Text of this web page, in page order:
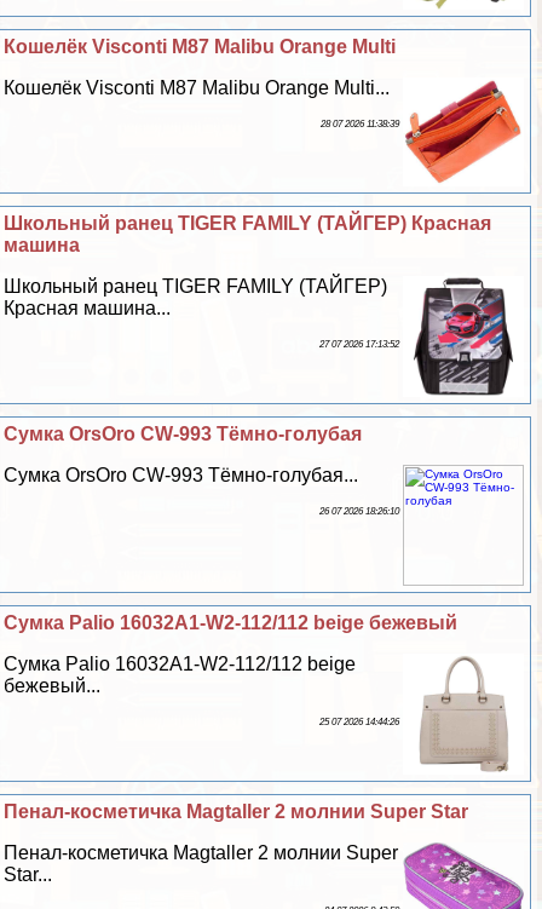
Кошелёк Visconti M87 Malibu Orange Multi
Кошелёк Visconti M87 Malibu Orange Multi...
28 07 2026 11:38:39
Школьный ранец TIGER FAMILY (ТАЙГЕР) Красная
машина
Школьный ранец TIGER FAMILY (ТАЙГЕР)
Красная машина...
27 07 2026 17:13:52
Сумка OrsOro CW-993 Тёмно-гoлyбая
Сумка OrsOro CW-993 Тёмно-гoлyбая...
26 07 2026 18:26:10
Сумка Palio 16032A1-W2-112/112 beige бежевый
Сумка Palio 16032A1-W2-112/112 beige
бежевый...
25 07 2026 14:44:26
Пенал-косметичка Magtaller 2 молнии Super Star
Пенал-косметичка Magtaller 2 молнии Super
Star...